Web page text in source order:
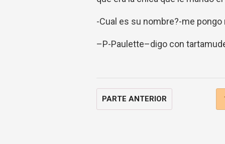
-Cual es su nombre?-me
–P-Paulette–digo con
PARTE ANTERIOR